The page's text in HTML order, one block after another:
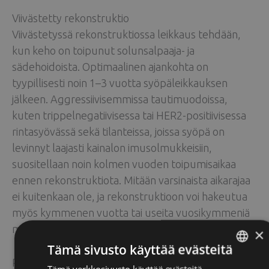
Viivästetty rekonstruktio
Viivästetyssä rekonstruktiossa leikkaus tehdään,
kun keho on toipunut solunsalpaaja- ja
sädehoidoista. Optimaalinen ajankohta on
tyypillisesti noin 1–3 vuotta syöpäleikkauksen
jälkeen. Aggressiivisemmissa tautimuodoissa,
kuten trippelnegatiivisessa tai HER2-positiivisessa
rintasyövässä sekä tilanteissa, joissa syöpä on
levinnyt laajasti kainalon imusolmukkeisiin,
suositellaan noin kolmen vuoden toipumisaikaa
ennen rekonstruktiota. Mitään varsinaista aikarajaa
ei kuitenkaan ole, ja rekonstruktioon voi hakeutua
myös kymmenen vuotta tai useita vuosikymmeniä
mastektomian jälkeen.
Rinnan rekonstruktiosta toipuminen ja arki
×
Tämä sivusto käyttää evästeitä